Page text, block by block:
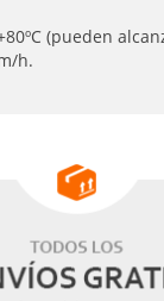
(pueden
h.